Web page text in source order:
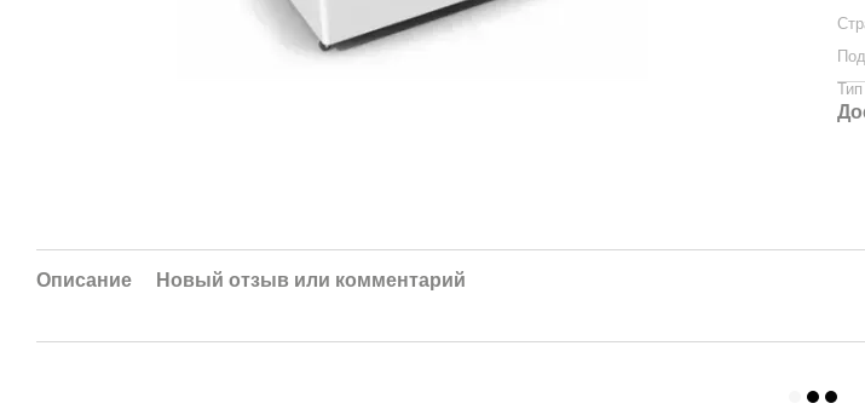
Описание Новый отзыв или комментарий